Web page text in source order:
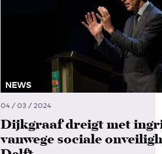
NEWS
04 / 03 / 2024
Dijkgraaf dreigt met
vanwege sociale